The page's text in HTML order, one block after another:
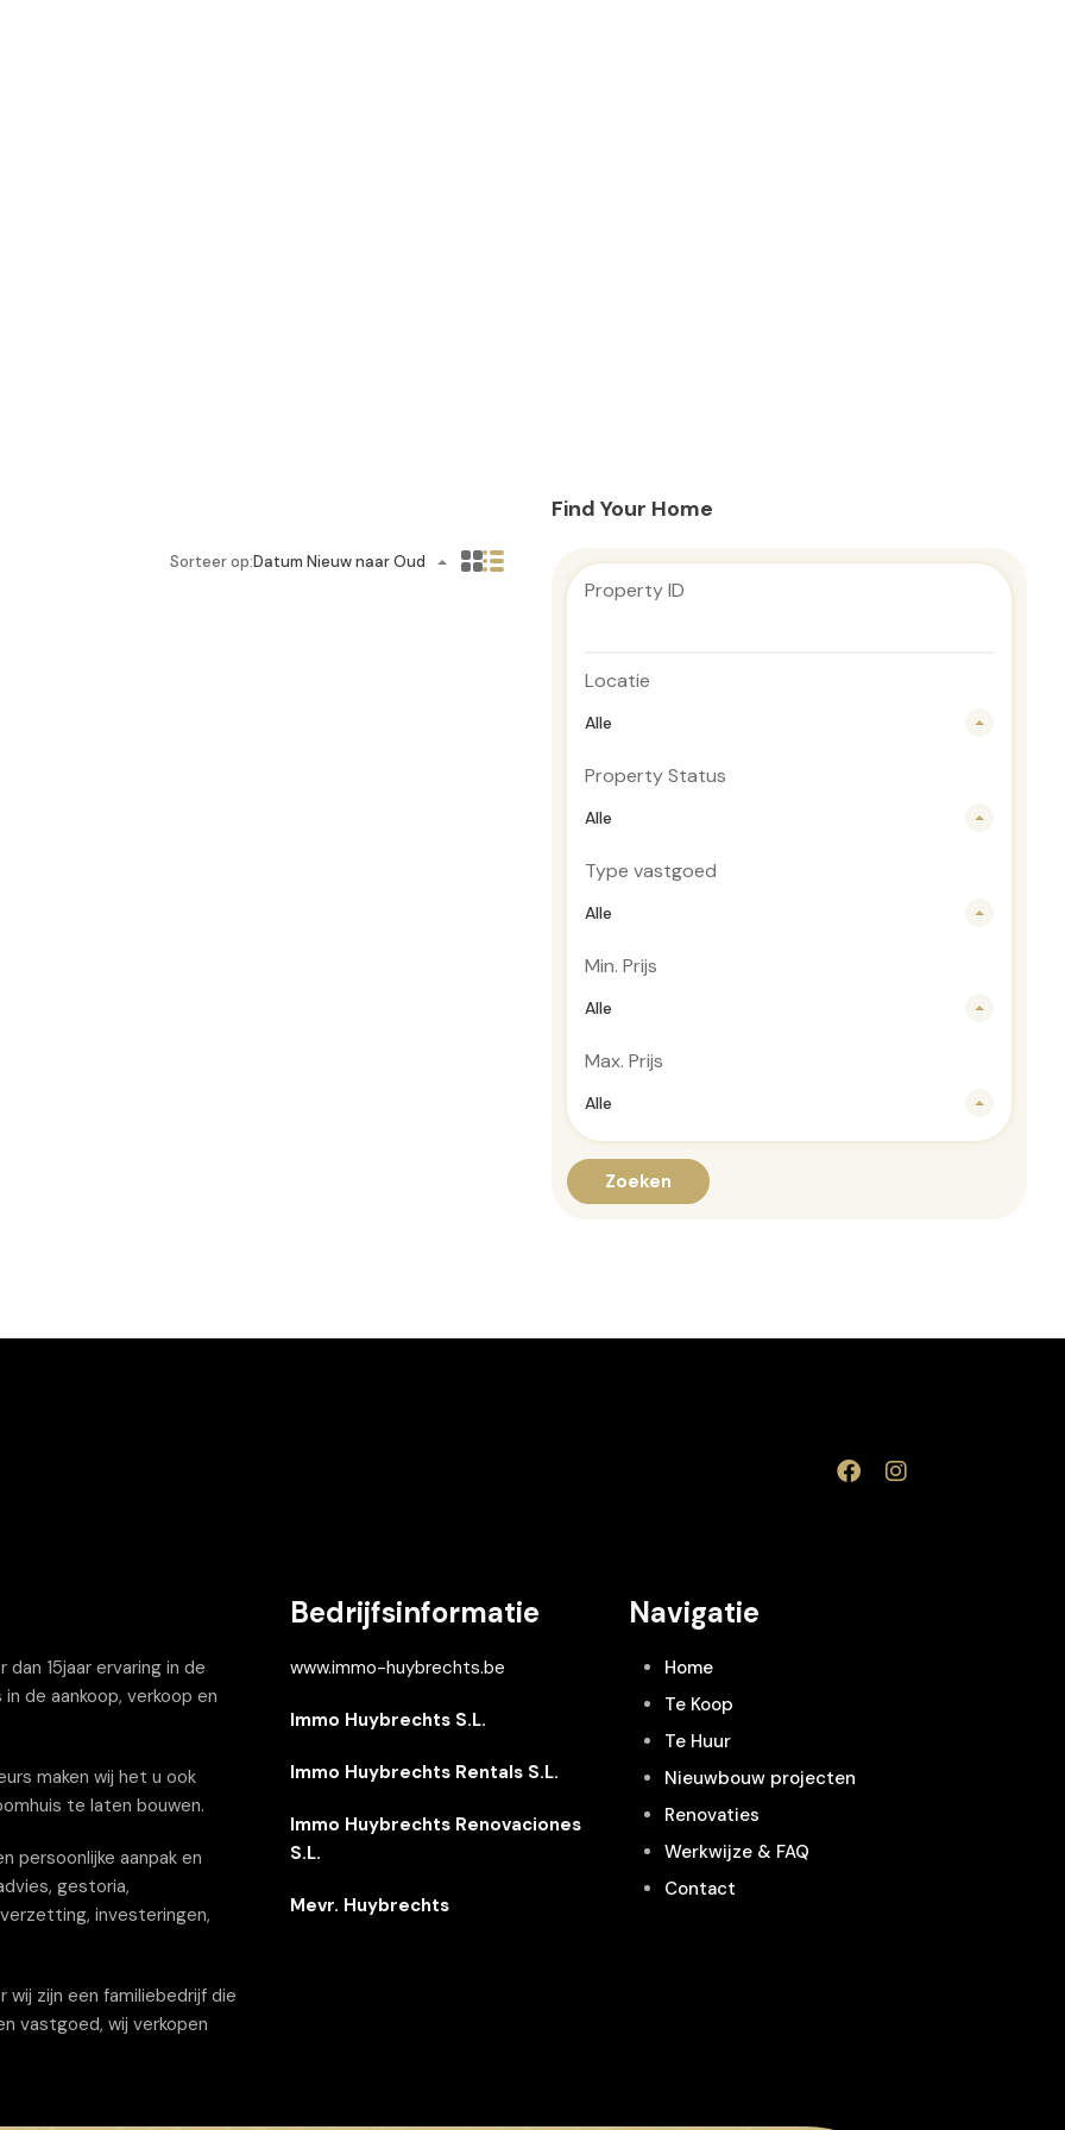
Sorteer op:Datum Nieuw naar Oud
Find Your Home
Property ID
Locatie
Alle
Property Status
Alle
Type vastgoed
Alle
Min. Prijs
Alle
Max. Prijs
Alle
Zoeken
15jaar ervaring in de
de aankoop, verkoop en
maken wij het u ook
te laten bouwen.
persoonlijke aanpak en
gestoria,
investeringen,
zijn een familiebedrijf die
vastgoed, wij verkopen
Bedrijfsinformatie
www.immo-huybrechts.be
Immo Huybrechts S.L.
Immo Huybrechts Rentals S.L.
Immo Huybrechts Renovaciones
S.L.
Mevr. Huybrechts
Navigatie
Home
Te Koop
Te Huur
Nieuwbouw projecten
Renovaties
Werkwijze & FAQ
Contact